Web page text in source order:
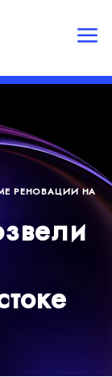
РЕНОВАЦИИ НА